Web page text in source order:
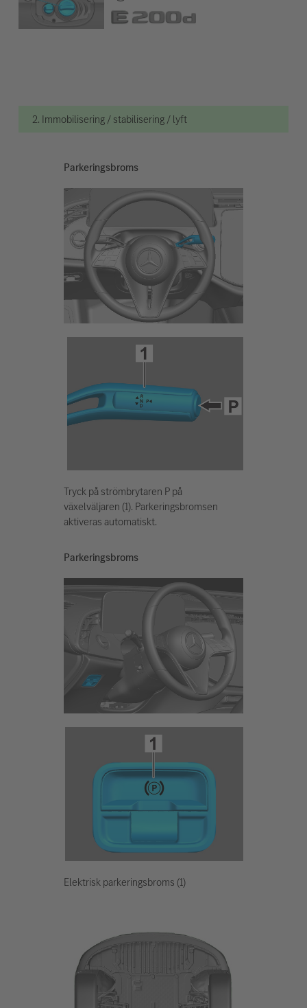
2. Immobilisering / stabilisering / lyft
Parkeringsbroms
Tryck på strömbrytaren P på
växelväljaren (1). Parkeringsbromsen
aktiveras automatiskt.
Parkeringsbroms
Elektrisk parkeringsbroms (1)